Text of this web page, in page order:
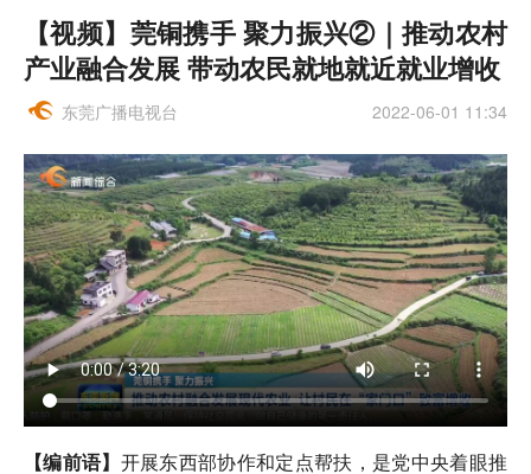
【视频】​莞铜携手 聚力振兴②｜推动农村
产业融合发展 带动农民就地就近就业增收
东莞广播电视台 2022-06-01 11:34
【编前语】 开展东西部协作和定点帮扶，是党中央着眼推